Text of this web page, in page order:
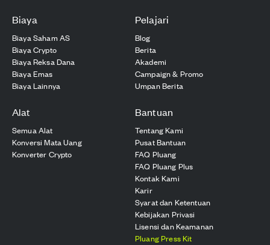
Biaya
Biaya Saham AS
Biaya Crypto
Biaya Reksa Dana
Biaya Emas
Biaya Lainnya
Pelajari
Blog
Berita
Akademi
Campaign & Promo
Umpan Berita
Alat
Semua Alat
Konversi Mata Uang
Konverter Crypto
Bantuan
Tentang Kami
Pusat Bantuan
FAQ Pluang
FAQ Pluang Plus
Kontak Kami
Karir
Syarat dan Ketentuan
Kebijakan Privasi
Lisensi dan Keamanan
Pluang Press Kit